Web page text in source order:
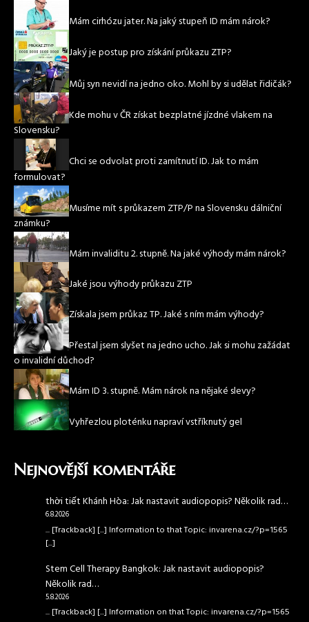
Mám cirhózu jater. Na jaký stupeň ID mám nárok?
Jaký je postup pro získání průkazu ZTP?
Můj syn nevidí na jedno oko. Mohl by si udělat řidičák?
Kde mohu v ČR získat bezplatné jízdné vlakem na
Slovensku?
Chci se odvolat proti zamítnutí ID. Jak to mám
formulovat?
Musíme mít s průkazem ZTP/P na Slovensku dálniční
známku?
Mám invaliditu 2. stupně. Na jaké výhody mám nárok?
Jaké jsou výhody průkazu ZTP
Získala jsem průkaz TP. Jaké s ním mám výhody?
Přestal jsem slyšet na jedno ucho. Jak si mohu zažádat
o invalidní důchod?
Mám ID 3. stupně. Mám nárok na nějaké slevy?
Vyhřezlou ploténku napraví vstříknutý gel
Nejnovější komentáře
thời tiết Khánh Hòa:Jak nastavit audiopopis? Několik rad…
6.8.2026
... [Trackback] [...] Information to that Topic: invarena.cz/?p=1565
[...]
Stem Cell Therapy Bangkok:Jak nastavit audiopopis?
Několik rad…
5.8.2026
... [Trackback] [...] Information on that Topic: invarena.cz/?p=1565